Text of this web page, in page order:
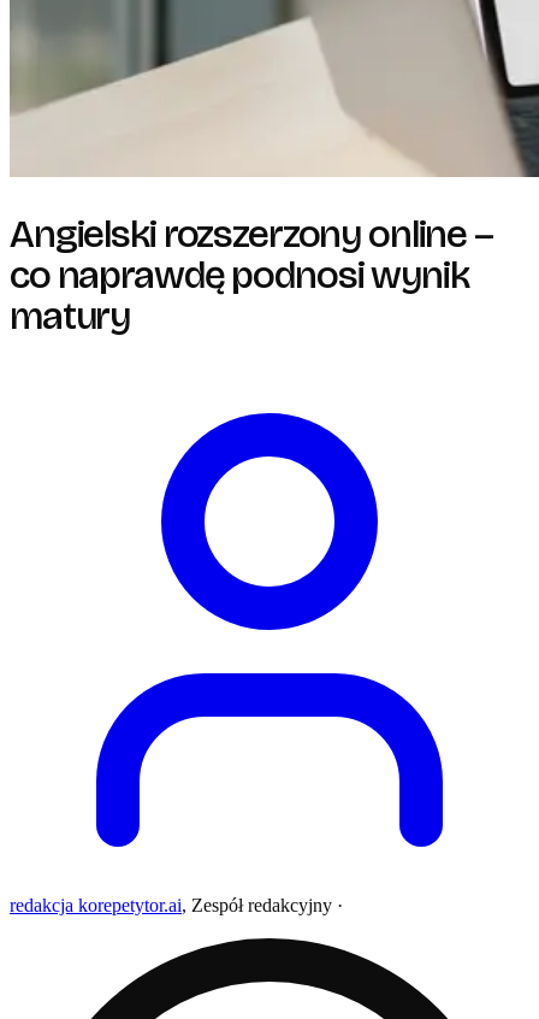
Angielski rozszerzony online –
co naprawdę podnosi wynik
matury
redakcja korepetytor.ai, Zespół redakcyjny ·